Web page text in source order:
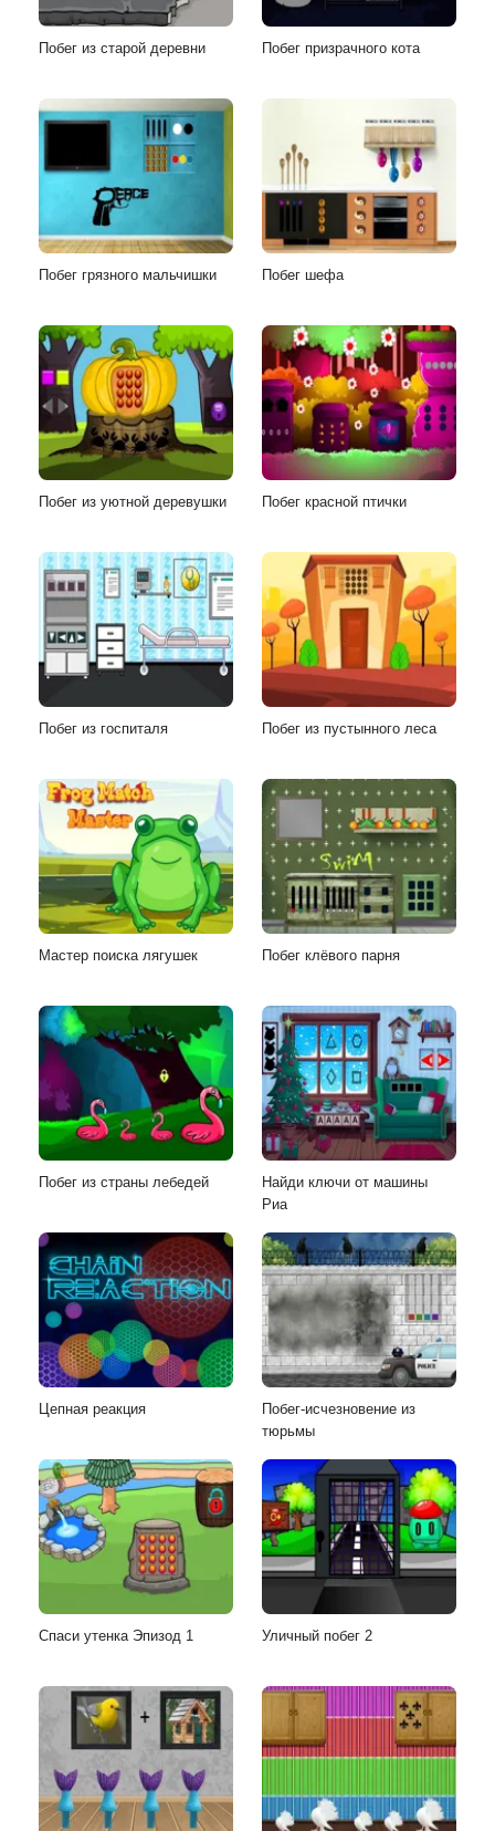
Побег из старой деревни Побег призрачного кота
Побег грязного мальчишки Побег шефа
Побег из уютной деревушки Побег красной птички
Побег из госпиталя Побег из пустынного леса
Мастер поиска лягушек Побег клёвого парня
Побег из страны лебедей
Найди ключи от машины
Риа
Цепная реакция
Побег-исчезновение из
тюрьмы
Спаси утенка Эпизод 1 Уличный побег 2